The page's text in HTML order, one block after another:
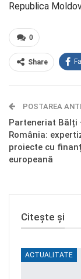
Republica
0
Share
Telegram
POSTAREA
Parteneriat Bălți
România:
proiecte cu
europeană
Citește și
ACTUALITATE